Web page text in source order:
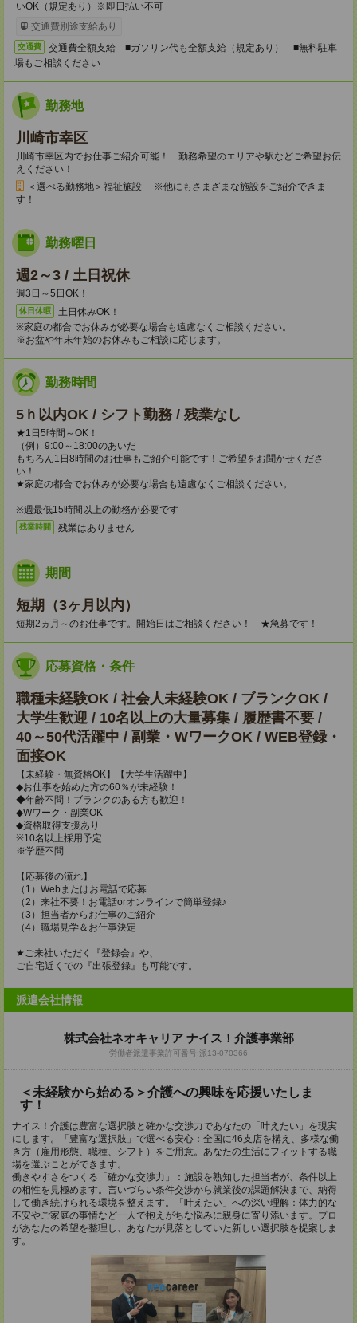
いOK（規定あり）※即日払い不可
交通費別途支給あり
交通費
交通費全額支給 ■ガソリン代も全額支給（規定あり） ■無料駐車
場もご相談ください
勤務地
川崎市幸区
川崎市幸区内でお仕事ご紹介可能！ 勤務希望のエリアや駅などご希望お伝
えください！
＜選べる勤務地＞福祉施設 ※他にもさまざまな施設をご紹介できま
す！
勤務曜日
週2～3 / 土日祝休
週3日～5日OK！
休日休暇
土日休みOK！
※家庭の都合でお休みが必要な場合も遠慮なくご相談ください。
※お盆や年末年始のお休みもご相談に応じます。
勤務時間
5ｈ以内OK / シフト勤務 / 残業なし
★1日5時間～OK！
（例）9:00～18:00のあいだ
もちろん1日8時間のお仕事もご紹介可能です！ご希望をお聞かせくださ
い！
★家庭の都合でお休みが必要な場合も遠慮なくご相談ください。
※週最低15時間以上の勤務が必要です
残業時間 残業はありません
期間
短期（3ヶ月以内）
短期2ヵ月～のお仕事です。開始日はご相談ください！ ★急募です！
応募資格・条件
職種未経験OK / 社会人未経験OK / ブランクOK /
大学生歓迎 / 10名以上の大量募集 / 履歴書不要 /
40～50代活躍中 / 副業・WワークOK / WEB登録・
面接OK
【未経験・無資格OK】【大学生活躍中】
◆お仕事を始めた方の60％が未経験！
◆年齢不問！ブランクのある方も歓迎！
◆Wワーク・副業OK
◆資格取得支援あり
※10名以上採用予定
※学歴不問
【応募後の流れ】
（1）Webまたはお電話で応募
（2）来社不要！お電話orオンラインで簡単登録♪
（3）担当者からお仕事のご紹介
（4）職場見学＆お仕事決定
★ご来社いただく『登録会』や、
ご自宅近くでの『出張登録』も可能です。
派遣会社情報
株式会社ネオキャリア ナイス！介護事業部
労働者派遣事業許可番号:派13-070366
＜未経験から始める＞介護への興味を応援いたしま
す！
ナイス！介護は豊富な選択肢と確かな交渉力であなたの「叶えたい」を現実
にします。「豊富な選択肢」で選べる安心：全国に46支店を構え、多様な働
き方（雇用形態、職種、シフト）をご用意。あなたの生活にフィットする職
場を選ぶことができます。
働きやすさをつくる「確かな交渉力」：施設を熟知した担当者が、条件以上
の相性を見極めます。言いづらい条件交渉から就業後の課題解決まで、納得
して働き続けられる環境を整えます。「叶えたい」への深い理解：体力的な
不安やご家庭の事情など一人で抱えがちな悩みに親身に寄り添います。プロ
があなたの希望を整理し、あなたが見落としていた新しい選択肢を提案しま
す。